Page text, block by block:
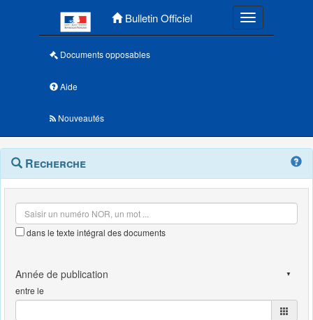
Bulletin Officiel Toggle
Documents opposables
Aide
Nouveautés
Navigation
outils
Menu
contextuel
Recherche
dans le texte intégral des documents
entre le